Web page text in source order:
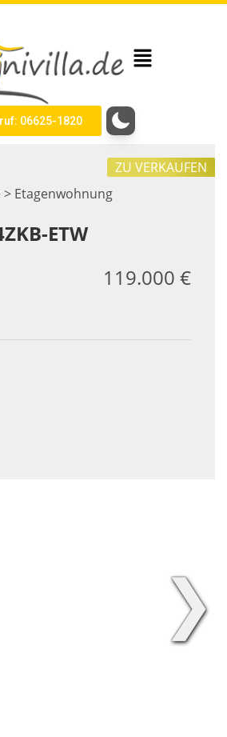
06625-1820
Etagenwohnung
ZU VERKAUFEN
ETW
119.000 €
❯